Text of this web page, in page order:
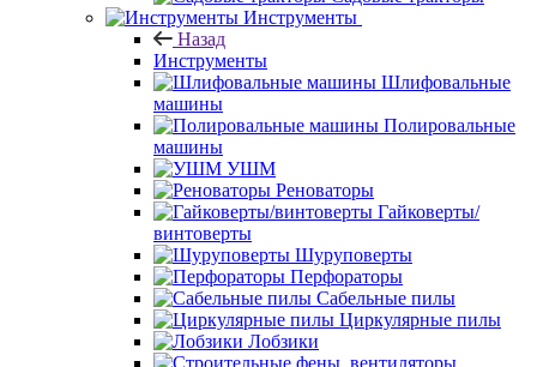
Инструменты
Назад
Инструменты
Шлифовальные
машины
Полировальные
машины
УШМ
Реноваторы
Гайковерты/
винтоверты
Шуруповерты
Перфораторы
Сабельные пилы
Циркулярные пилы
Лобзики